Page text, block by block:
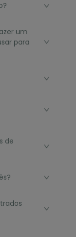
um
para
de